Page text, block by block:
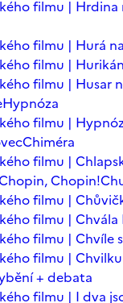
filmu |
filmu | Hurá
filmu | Hurikán
filmu | Husar
Hypnóza
filmu |
Chiméra
filmu |
Chopin!
filmu |
filmu | Chvála
filmu | Chvíle
filmu |
+ debata
filmu | I dva